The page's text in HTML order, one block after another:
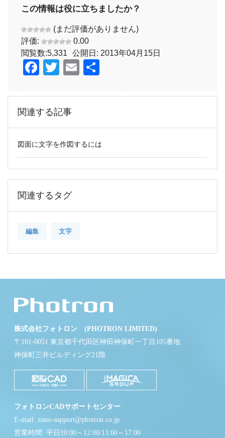
この情報は役に立ちましたか？
(まだ評価がありません)
評価:
0.00
閲覧数:5,331 公開日: 2013年04月15日
Facebook
TwitterEmail
関連する記事
図面に文字を作図するには
関連するタグ
編集 文字
株式会社フォトロン (PHOTRON LIMITED)
〒101-0051 東京都千代田区神田神保町一丁目105番地
神保町三井ビルディング21階
フォトロンCADサポートセンター
E-mail: zuno-support@photron.co.jp
営業時間: 平日10:00～12:00/13:00～17:00